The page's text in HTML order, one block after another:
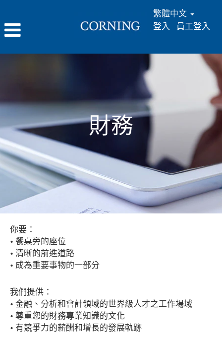
繁體中文
登入
員工登入
財務
你要：
• 餐桌旁的座位
• 清晰的前進道路
• 成為重要事物的一部分
我們提供：
• 金融、分析和會計領域的世界級人才之工作場域
• 尊重您的財務專業知識的文化
• 有競爭力的薪酬和增長的發展軌跡